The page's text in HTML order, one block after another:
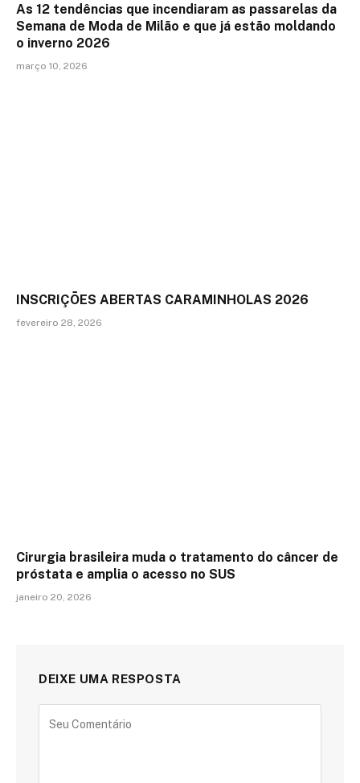
As 12 tendências que incendiaram as passarelas da
Semana de Moda de Milão e que já estão moldando
o inverno 2026
março 10, 2026
INSCRIÇÕES ABERTAS CARAMINHOLAS 2026
fevereiro 28, 2026
Cirurgia brasileira muda o tratamento do câncer de
próstata e amplia o acesso no SUS
janeiro 20, 2026
DEIXE UMA RESPOSTA